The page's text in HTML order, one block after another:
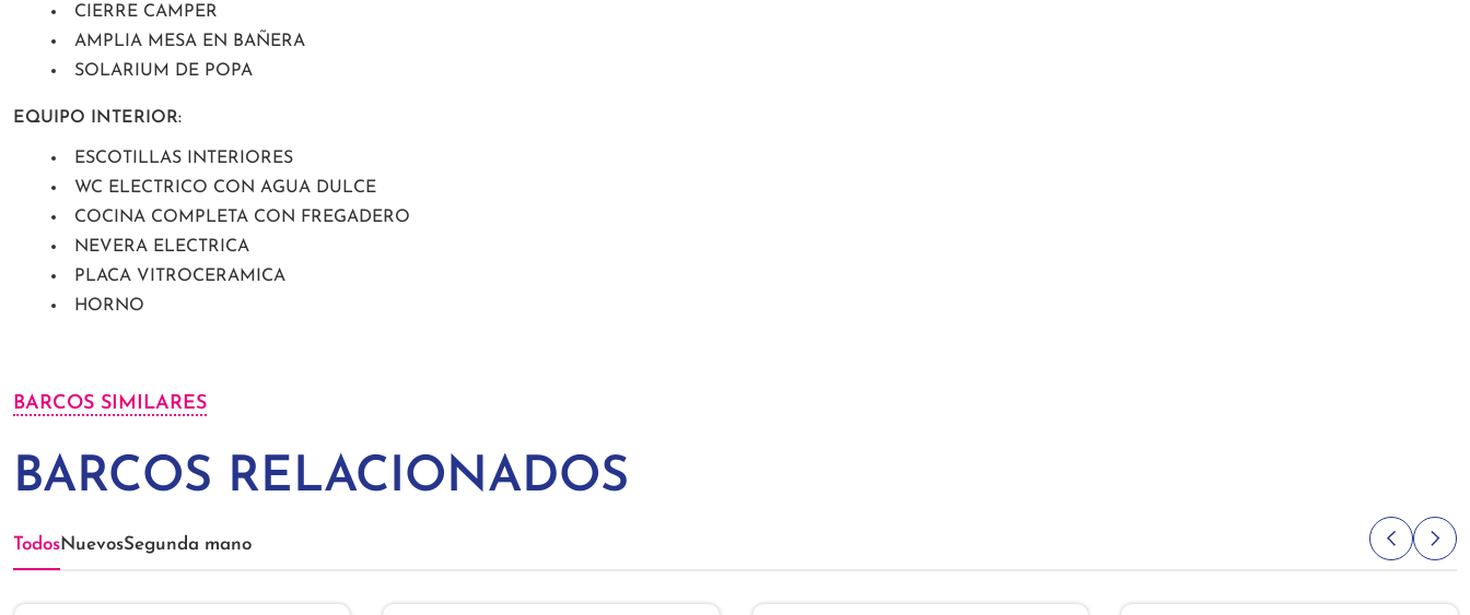
CIERRE CAMPER
AMPLIA MESA EN BAÑERA
SOLARIUM DE POPA
EQUIPO INTERIOR:
ESCOTILLAS INTERIORES
WC ELECTRICO CON AGUA DULCE
COCINA COMPLETA CON FREGADERO
NEVERA ELECTRICA
PLACA VITROCERAMICA
HORNO
BARCOS SIMILARES
BARCOS RELACIONADOS
TodosNuevosSegunda mano